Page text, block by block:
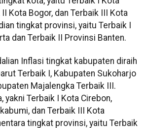
Kota Bogor, dan Terbaik III Kota
tingkat provinsi, yaitu Terbaik I
dan Terbaik II Provinsi Banten.
Inflasi tingkat kabupaten diraih
Terbaik I, Kabupaten Sukoharjo
Majalengka Terbaik III.
yakni Terbaik I Kota Cirebon,
dan Terbaik III Kota
tingkat provinsi, yaitu Terbaik